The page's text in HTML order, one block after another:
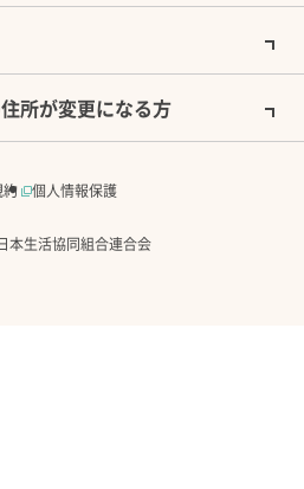
所が変更になる方
約 個人情報保護
本生活協同組合連合会